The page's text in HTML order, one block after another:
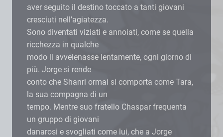
aver seguito il destino toccato a tanti giovani
cresciuti nell’agiatezza.
Sono diventati viziati e annoiati, come se quella
ricchezza in qualche
modo li avvelenasse lentamente, ogni giorno di
più. Jorge si rende
conto che Shanri ormai si comporta come Tara,
la sua compagna di un
tempo. Mentre suo fratello Chaspar frequenta
un gruppo di giovani
danarosi e svogliati come lui, che a Jorge